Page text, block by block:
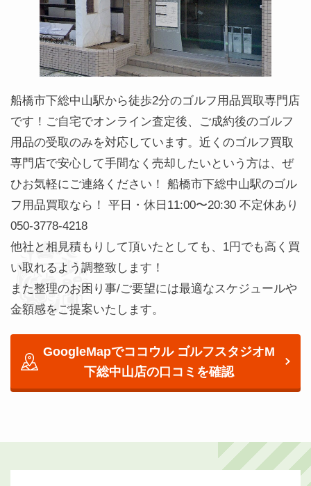
船橋市下総中山駅から徒歩2分のゴルフ用品買取専門店
です！ご自宅でオンライン査定後、ご成約後のゴルフ
用品の受取のみを対応しています。近くのゴルフ買取
専門店で安心して手間なく売却したいという方は、ぜ
ひお気軽にご連絡ください！ 船橋市下総中山駅のゴル
フ用品買取なら！ 平日・休日11:00〜20:30 不定休あり
050-3778-4218
他社と相見積もりして頂いたとしても、1円でも高く買
い取れるよう調整致します！
また整理のお困り事/ご要望には最適なスケジュールや
金額感をご提案いたします。
GoogleMapでココウル ゴルフスタジオM
下総中山店の口コミを確認